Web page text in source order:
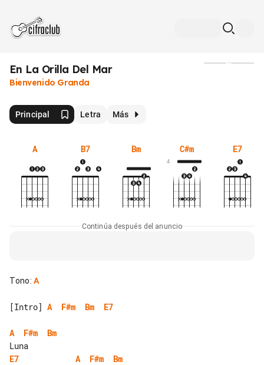
En La Orilla Del Mar
Bienvenido Granda
Principal Letra Más
A B7 Bm C#m
4
E7
Continúa después del anuncio
Tono: A
[Intro] A F#m Bm E7
A F#m
Bm
E7
A F#m
Bm